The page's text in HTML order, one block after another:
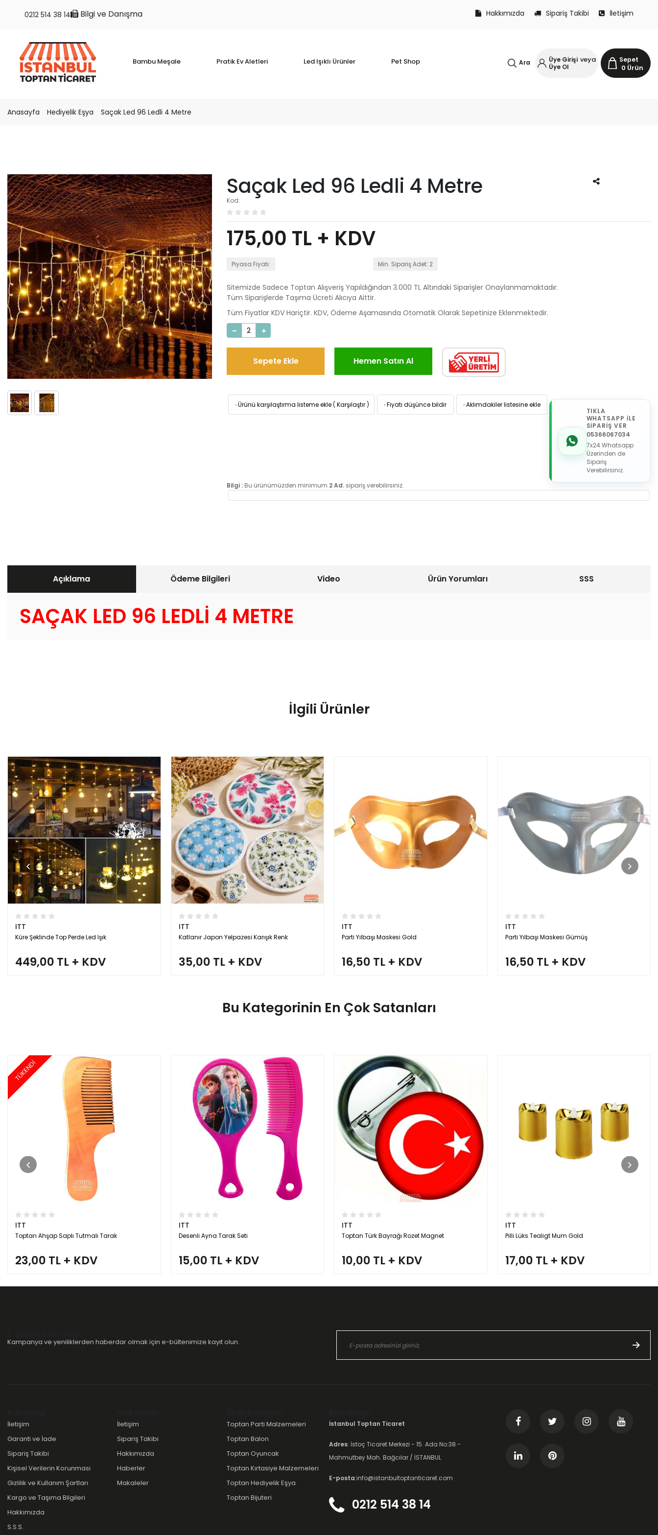
Bilgi ve Danışma
0212 514 38 14 Hakkımızda Sipariş Takibi İletişim
Bambu Meşale Pratik Ev Aletleri Led Işıklı Ürünler Pet Shop Sepet
0 Ürün
Üye Girişi veya
Üye Ol
Ara
Anasayfa Hediyelik Eşya Saçak Led 96 Ledli 4 Metre
Saçak Led 96 Ledli 4 Metre
Kod:
175,00 TL + KDV
Piyasa Fiyatı: Min. Sipariş Adet: 2
Sitemizde Sadece Toptan Alışveriş Yapıldığından 3.000 TL Altındaki Siparişler Onaylanmamaktadır.
Tüm Siparişlerde Taşıma Ücreti Alıcıya Aittir.
Tüm Fiyatlar KDV Hariçtir. KDV, Ödeme Aşamasında Otomatik Olarak Sepetinize Eklenmektedir.
Sepete Ekle Hemen Satın Al
·Ürünü karşılaştırma listeme ekle ( Karşılaştır ) ·Fiyatı düşünce bildir ·Aklımdakiler listesine ekle
TIKLA
WHATSAPP İLE
SİPARİŞ VER
05366067034
7x24 Whatsapp
Üzerinden de
Sipariş
Verebilirsiniz.
Bilgi : Bu ürünümüzden minimum 2 Ad. sipariş verebilirsiniz.
Açıklama Ödeme Bilgileri Video Ürün Yorumları SSS
SAÇAK LED 96 LEDLİ 4 METRE
İlgili Ürünler
ITT
Küre Şeklinde Top Perde Led Işık
449,00 TL + KDV
ITT
Katlanır Japon Yelpazesi Karışık Renk
35,00 TL + KDV
ITT
Parti Yılbaşı Maskesi Gold
16,50 TL + KDV
ITT
Parti Yılbaşı Maskesi Gümüş
16,50 TL + KDV
Bu Kategorinin En Çok Satanları
TÜKENDİ
ITT
Toptan Ahşap Saplı Tutmalı Tarak
23,00 TL + KDV
ITT
Desenli Ayna Tarak Seti
15,00 TL + KDV
ITT
Toptan Türk Bayrağı Rozet Magnet
10,00 TL + KDV
ITT
Pilli Lüks Tealigt Mum Gold
17,00 TL + KDV
Kampanya ve yeniliklerden haberdar olmak için e-bültenimize kayıt olun.
İletişim
Garanti ve İade
Sipariş Takibi
Kişisel Verilerin Korunması
Gizlilik ve Kullanım Şartları
Kargo ve Taşıma Bilgileri
Hakkımızda
S.S.S.
İletişim
Sipariş Takibi
Hakkımızda
Haberler
Makaleler
Toptan Parti Malzemeleri
Toptan Balon
Toptan Oyuncak
Toptan Kırtasiye Malzemeleri
Toptan Hediyelik Eşya
Toptan Bijuteri
İstanbul Toptan Ticaret
Adres: İstoç Ticaret Merkezi - 15. Ada No:38 -
Mahmutbey Mah. Bağcılar / İSTANBUL
E-posta:info@istanbultoptanticaret.com
0212 514 38 14